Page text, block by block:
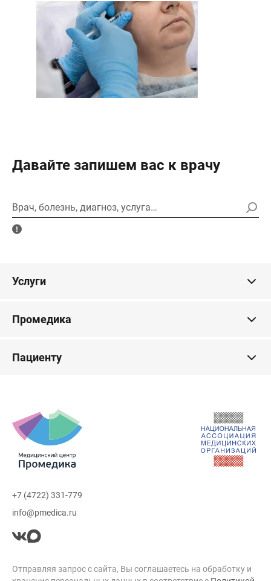
Давайте запишем вас к врачу
Врач, болезнь, диагноз, услуга…
Услуги
Промедика
Пациенту
+7 (4722) 331-779
info@pmedica.ru
Отправляя запрос с сайта, Вы соглашаетесь на обработку и